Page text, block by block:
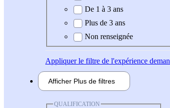
De 1 à 3 ans
Plus de 3 ans
Non renseignée
Appliquerle filtre de l'expérience
Afficher Plus de filtres
QUALIFICATION